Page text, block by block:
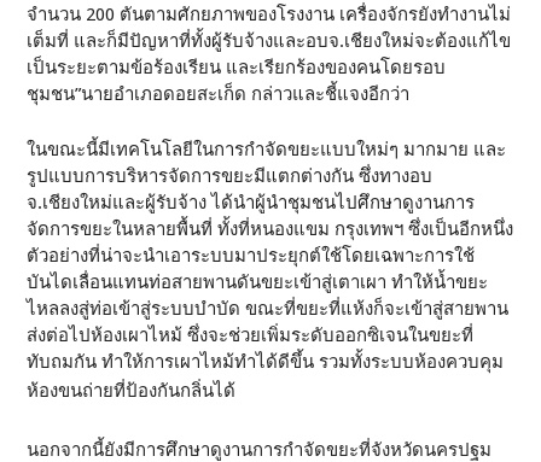
จำนวน 200 ตันตามศักยภาพของโรงงาน เครื่องจักรยังทำงานไม่
เต็มที่ และก็มีปัญหาที่ทั้งผู้รับจ้างและอบจ.เชียงใหม่จะต้องแก้ไข
เป็นระยะตามข้อร้องเรียน และเรียกร้องของคนโดยรอบ
ชุมชน”นายอำเภอดอยสะเก็ด กล่าวและชี้แจงอีกว่า
ในขณะนี้มีเทคโนโลยีในการกำจัดขยะแบบใหม่ๆ มากมาย และ
รูปแบบการบริหารจัดการขยะมีแตกต่างกัน ซึ่งทางอบ
จ.เชียงใหม่และผู้รับจ้าง ได้นำผู้นำชุมชนไปศึกษาดูงานการ
จัดการขยะในหลายพื้นที่ ทั้งที่หนองแขม กรุงเทพฯ ซึ่งเป็นอีกหนึ่ง
ตัวอย่างที่น่าจะนำเอาระบบมาประยุกต์ใช้โดยเฉพาะการใช้
บันไดเลื่อนแทนท่อสายพานดันขยะเข้าสู่เตาเผา ทำให้น้ำขยะ
ไหลลงสู่ท่อเข้าสู่ระบบบำบัด ขณะที่ขยะที่แห้งก็จะเข้าสู่สายพาน
ส่งต่อไปห้องเผาไหม้ ซึ่งจะช่วยเพิ่มระดับออกซิเจนในขยะที่
ทับถมกัน ทำให้การเผาไหม้ทำได้ดีขึ้น รวมทั้งระบบห้องควบคุม
ห้องขนถ่ายที่ป้องกันกลิ่นได้
นอกจากนี้ยังมีการศึกษาดูงานการกำจัดขยะที่จังหวัดนครปฐม